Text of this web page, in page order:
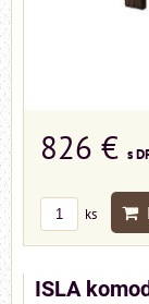
826 € s
ks
ISLA